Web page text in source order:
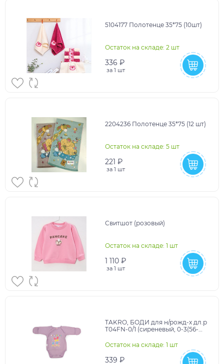
5104177 Полотенце 35*75 (10шт)
Остаток на складе: 2 шт
336 ₽
за 1 шт
2204236 Полотенце 35*75 (12 шт)
Остаток на складе: 5 шт
221 ₽
за 1 шт
Свитшот (розовый)
Остаток на складе: 1 шт
1 110 ₽
за 1 шт
TAKRO, БОДИ для н/рожд-х дл.р
T04FN-0/1 (сиреневый, 0-3(56-
Остаток на складе: 1 шт
339 ₽